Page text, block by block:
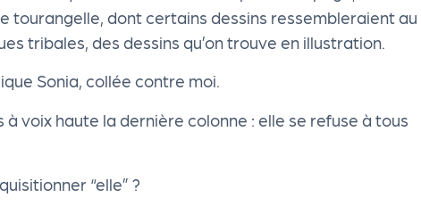
tourangelle, dont certains dessins ressembleraient au
tribales, des dessins qu’on trouve en illustration.
Sonia, collée contre moi.
voix haute la dernière colonne : elle se refuse à tous
“elle” ?